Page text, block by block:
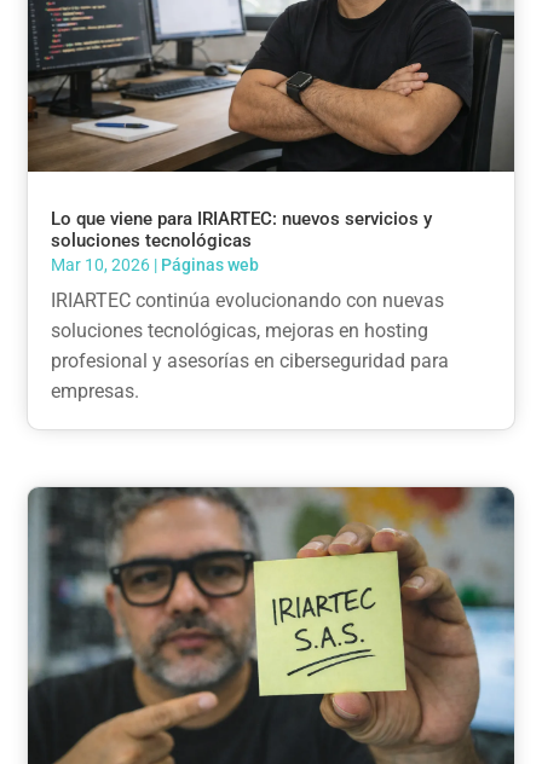
Lo que viene para IRIARTEC: nuevos servicios y
soluciones tecnológicas
Mar 10, 2026 | Páginas web
IRIARTEC continúa evolucionando con nuevas
soluciones tecnológicas, mejoras en hosting
profesional y asesorías en ciberseguridad para
empresas.